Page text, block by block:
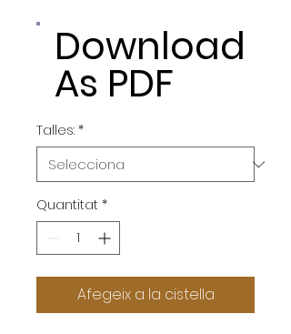
Download
As PDF
Talles: *
Quantitat *
Afegeix a la cistella